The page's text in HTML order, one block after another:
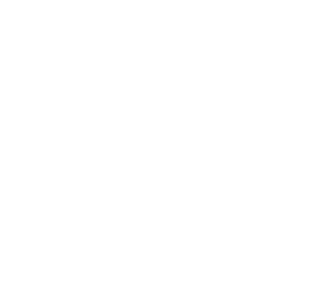
ФАСОЛЬ
ПРАЗДНИКОВ
СЕРТИФИКАТЫ